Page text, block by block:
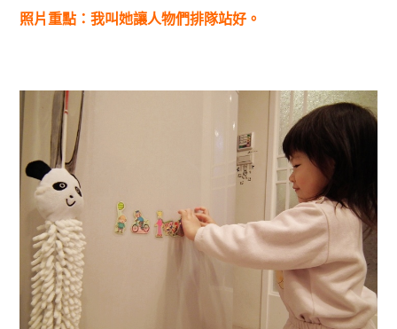
照片重點：我叫她讓人物們排隊站好。